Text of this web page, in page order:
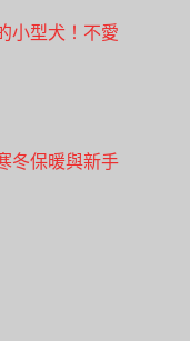
小型犬！不愛